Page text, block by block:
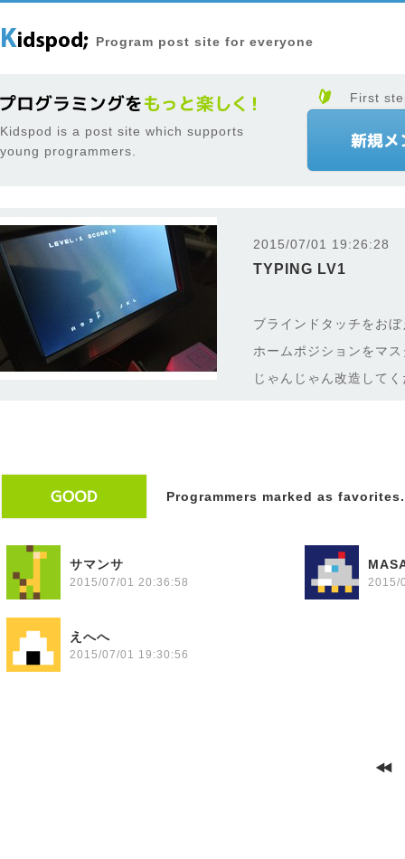
Program post site for everyone
Kidspod is a post site which supports
young programmers.
First
2015/07/01 19:26:28
TYPING LV1
ブラインドタッチをお
ホームポジションをマ
じゃんじゃん改造して
Programmers marked as favorites.
サマンサ
2015/07/01 20:36:58 2015/
えへへ
2015/07/01 19:30:56